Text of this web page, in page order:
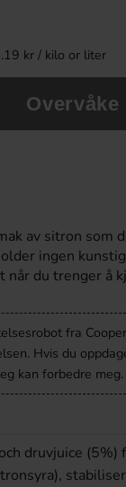
9.90 kr
kr / kilo or liter
Overvåke
av sitron som
ingen
du trenger å
fra
Hvis du
kan forbedre meg.
druvjuice (5%)